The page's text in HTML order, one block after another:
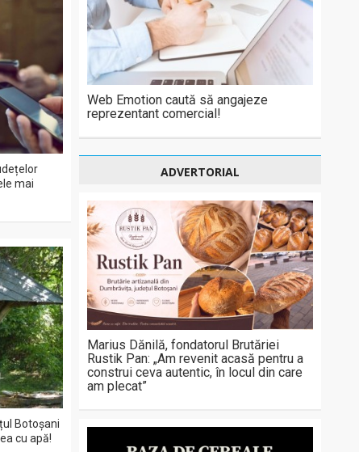
mai
Botoșani
cu apă!
Web Emotion caută să angajeze
reprezentant comercial!
ADVERTORIAL
Marius Dănilă, fondatorul Brutăriei
Rustik Pan: „Am revenit acasă pentru a
construi ceva autentic, în locul din care
am plecat”